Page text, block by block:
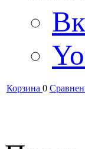
Корзина 0